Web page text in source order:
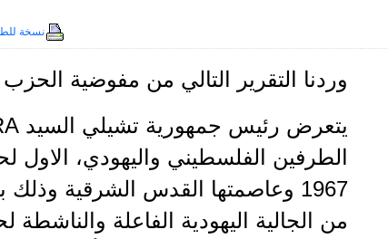
نسخة
وردنا التقرير التالي من مفوضية
الطرفين الفلسطيني واليهودي، الاول
1967 وعاصمتها القدس الشرقية
من الجالية اليهودية الفاعلة